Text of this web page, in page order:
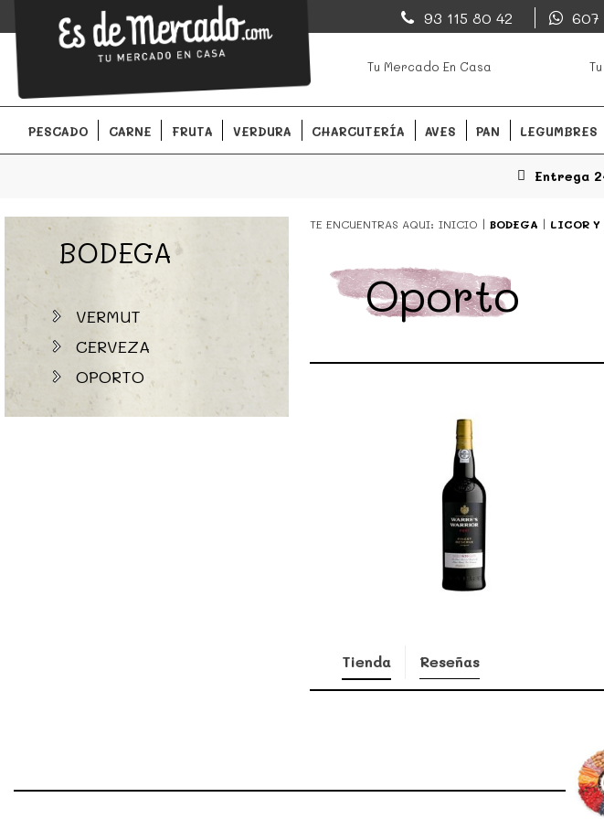
EsDeMercado.com
EsDeMercado.comte lleva a casa los mejores productos de los mejores mercados de
Barcelona y de productores locales.
93 115 80 42 607
Tu Mercado En Casa
PESCADO CARNE FRUTA VERDURA CHARCUTERÍA AVES PAN LEGUMBRES
Entrega
BODEGA
VERMUT
CERVEZA
OPORTO
TE ENCUENTRAS AQUI: INICIO BODEGA LICOR Y
Oporto
Tienda Reseñas